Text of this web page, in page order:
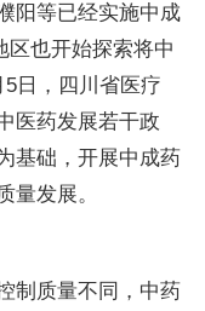
阳等已经实施中成
区也开始探索将中
日，四川省医疗
医药发展若干政
基础，开展中成药
量发展。
制质量不同，中药